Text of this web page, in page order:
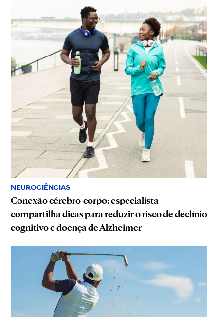
NEUROCIÊNCIAS
Conexão cérebro-corpo: especialista
compartilha dicas para reduzir o risco de declínio
cognitivo e doença de Alzheimer